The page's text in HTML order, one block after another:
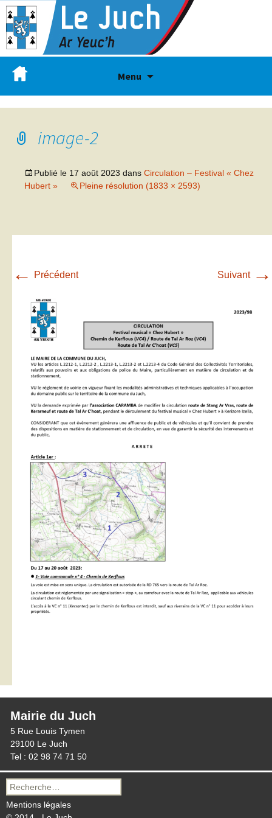
Menu
image-2
Publié le 17 août 2023 dans Circulation – Festival « Chez
Hubert »
Pleine résolution (1833 × 2593)
← Précédent Suivant →
Mairie du Juch
5 Rue Louis Tymen
29100 Le Juch
Tel : 02 98 74 71 50
Recherche
pour :
Mentions légales